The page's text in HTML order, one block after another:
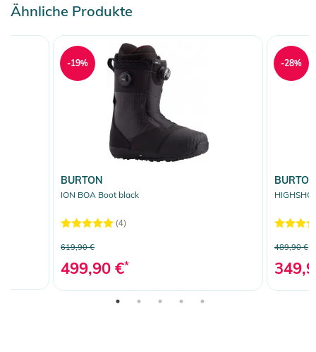
Ähnliche Produkte
BURTON
ION BOA Boot black
(4)
619,90 €
499,90 €*
-19%
BURTON
489,90 €
-28%